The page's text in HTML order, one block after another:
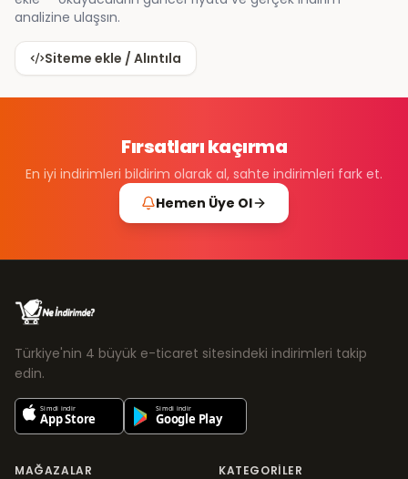
analizine ulaşsın.
Siteme ekle / Alıntıla
Fırsatları kaçırma
En iyi indirimleri bildirim olarak al, sahte indirimleri fark et.
Hemen Üye Ol
Türkiye'nin 4 büyük e-ticaret sitesindeki indirimleri takip
edin.
MAĞAZALAR KATEGORILER